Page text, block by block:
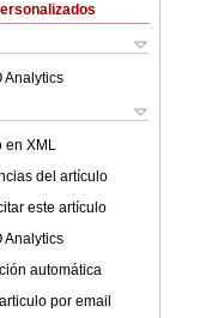
Analytics
en XML
del artículo
este artículo
Analytics
automática
por email